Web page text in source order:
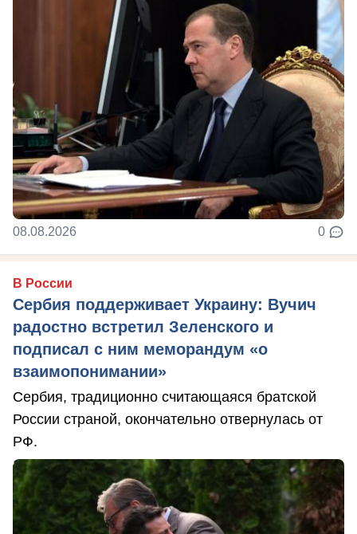
08.08.2026 0
В России
Сербия поддерживает Украину: Вучич
радостно встретил Зеленского и
подписал с ним меморандум «о
взаимопонимании»
Сербия, традиционно считающаяся братской
России страной, окончательно отвернулась от
РФ.